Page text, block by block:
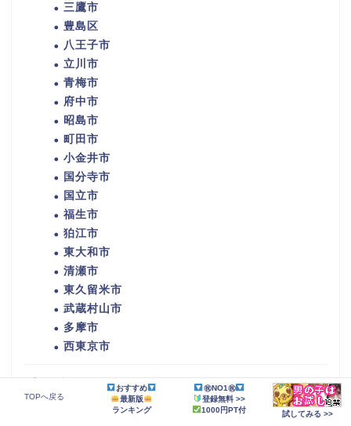
三鷹市
豊島区
八王子市
立川市
青梅市
府中市
昭島市
町田市
小金井市
国分寺市
国立市
福生市
狛江市
東大和市
清瀬市
東久留米市
武蔵村山市
多摩市
西東京市
TOPへ戻る
おすすめ
最新版
ランキング
㊗NO1㊗
登録無料 >>
1000円PT付
試してみる >>